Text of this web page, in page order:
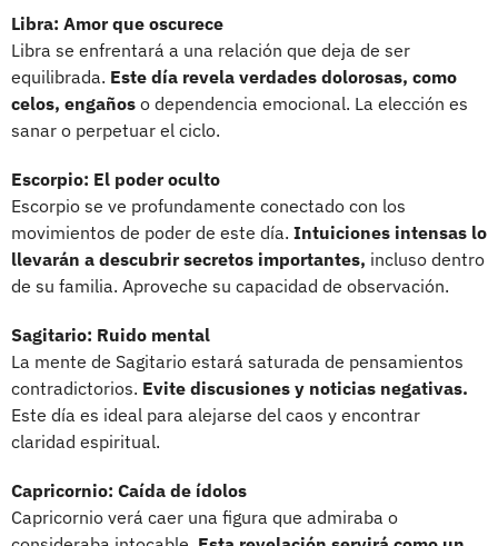
Libra: Amor que oscurece
Libra se enfrentará a una relación que deja de ser
equilibrada. Este día revela verdades dolorosas, como
celos, engaños o dependencia emocional. La elección es
sanar o perpetuar el ciclo.
Escorpio: El poder oculto
Escorpio se ve profundamente conectado con los
movimientos de poder de este día. Intuiciones intensas lo
llevarán a descubrir secretos importantes, incluso dentro
de su familia. Aproveche su capacidad de observación.
Sagitario: Ruido mental
La mente de Sagitario estará saturada de pensamientos
contradictorios. Evite discusiones y noticias negativas.
Este día es ideal para alejarse del caos y encontrar
claridad espiritual.
Capricornio: Caída de ídolos
Capricornio verá caer una figura que admiraba o